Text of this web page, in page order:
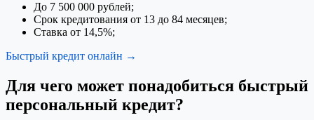
До 7 500 000 рублей;
Срок кредитования от 13 до 84 месяцев;
Ставка от 14,5%;
Быстрый кредит онлайн →
Для чего может понадобиться быстрый
персональный кредит?